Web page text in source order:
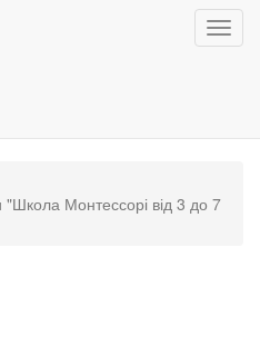
"Школа Монтессорі від 3 до 7